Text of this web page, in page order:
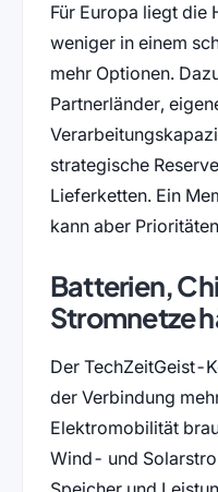
Für Europa liegt die
weniger in einem
mehr Optionen.
Partnerländer,
strategische
Lieferketten. Ein
kann aber
Batterien,
Stromnetze
Der TechZeitGeist-
der Verbindung
Elektromobilität
Wind- und